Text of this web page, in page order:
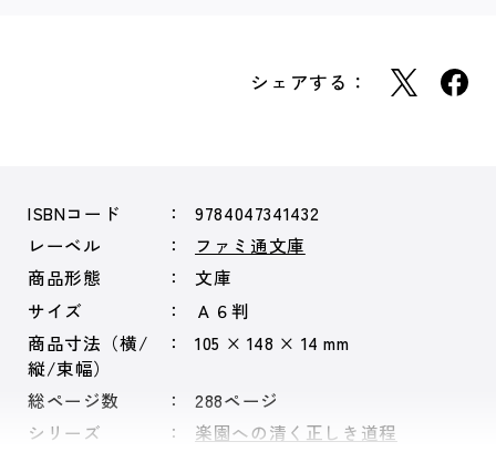
シェアする：
ISBNコード
9784047341432
レーベル
ファミ通文庫
商品形態
文庫
サイズ
Ａ６判
商品寸法（横/
縦/束幅）
105 × 148 × 14 mm
総ページ数
288ページ
シリーズ
楽園への清く正しき道程